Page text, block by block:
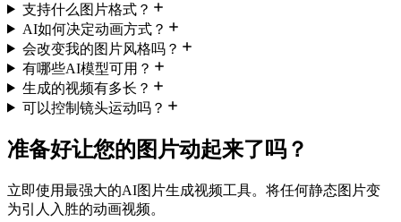
支持什么图片格式？
AI如何决定动画方式？
会改变我的图片风格吗？
有哪些AI模型可用？
生成的视频有多长？
可以控制镜头运动吗？
准备好让您的图片动起来了吗？
立即使用最强大的AI图片生成视频工具。将任何静态图片变
为引人入胜的动画视频。